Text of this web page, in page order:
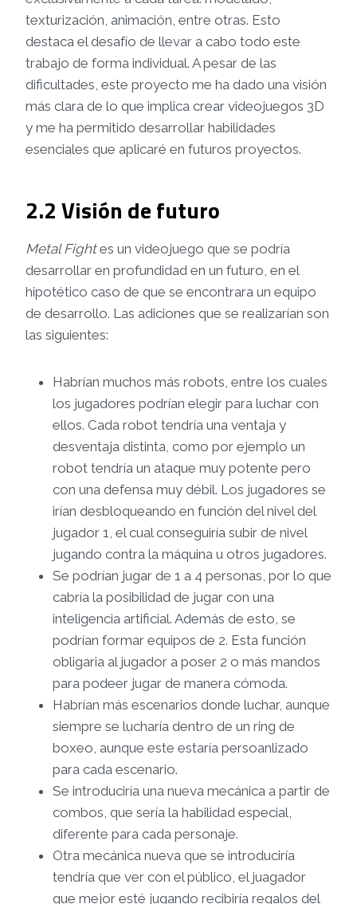
texturización, animación, entre otras. Esto
destaca el desafío de llevar a cabo todo este
trabajo de forma individual. A pesar de las
dificultades, este proyecto me ha dado una visión
más clara de lo que implica crear videojuegos 3D
y me ha permitido desarrollar habilidades
esenciales que aplicaré en futuros proyectos.
2.2 Visión de futuro
Metal Fightes un videojuego que se podría
desarrollar en profundidad en un futuro, en el
hipotético caso de que se encontrara un equipo
de desarrollo. Las adiciones que se realizarían son
las siguientes:
Habrían muchos más robots, entre los cuales
los jugadores podrían elegir para luchar con
ellos. Cada robot tendría una ventaja y
desventaja distinta, como por ejemplo un
robot tendría un ataque muy potente pero
con una defensa muy débil. Los jugadores se
irían desbloqueando en función del nivel del
jugador 1, el cual conseguiría subir de nivel
jugando contra la máquina u otros jugadores.
Se podrían jugar de 1 a 4 personas, por lo que
cabría la posibilidad de jugar con una
inteligencia artificial. Además de esto, se
podrían formar equipos de 2. Esta función
obligaria al jugador a poser 2 o más mandos
para podeer jugar de manera cómoda.
Habrían más escenarios donde luchar, aunque
siempre se lucharía dentro de un ring de
boxeo, aunque este estaría persoanlizado
para cada escenario.
Se introduciría una nueva mecánica a partir de
combos, que sería la habilidad especial,
diferente para cada personaje.
Otra mecánica nueva que se introduciría
tendría que ver con el público, el juagador
que mejor esté jugando recibiría regalos del